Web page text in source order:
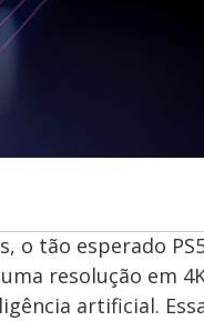
o tão esperado
resolução em
artificial.